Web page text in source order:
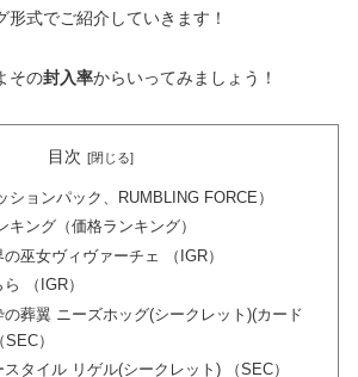
式でご紹介していきます！
その封入率からいってみましょう！
目次
ションパック、RUMBLING FORCE）
キング（価格ランキング）
巫女ヴィヴァーチェ （IGR）
（IGR）
の葬翼 ニーズホッグ(シークレット)(カード
）
タイル リゲル(シークレット) （SEC）